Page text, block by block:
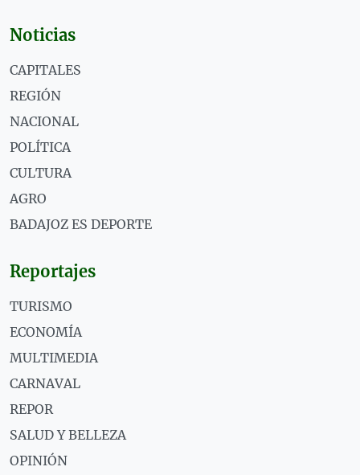
Noticias
CAPITALES
REGIÓN
NACIONAL
POLÍTICA
CULTURA
AGRO
BADAJOZ ES DEPORTE
Reportajes
TURISMO
ECONOMÍA
MULTIMEDIA
CARNAVAL
REPOR
SALUD Y BELLEZA
OPINIÓN